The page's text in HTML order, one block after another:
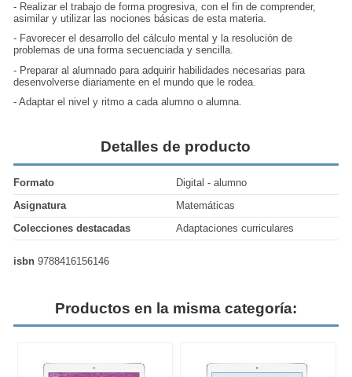
- Realizar el trabajo de forma progresiva, con el fin de comprender,
asimilar y utilizar las nociones básicas de esta materia.
- Favorecer el desarrollo del cálculo mental y la resolución de
problemas de una forma secuenciada y sencilla.
- Preparar al alumnado para adquirir habilidades necesarias para
desenvolverse diariamente en el mundo que le rodea.
- Adaptar el nivel y ritmo a cada alumno o alumna.
Detalles de producto
Formato
Digital - alumno
Asignatura
Matemáticas
Colecciones destacadas
Adaptaciones curriculares
isbn 9788416156146
Productos en la misma categoría: